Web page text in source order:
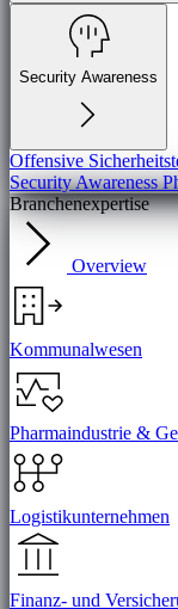
Security Awareness
Offensive
Security Awareness
Branchenexpertise
Overview
Kommunalwesen
Pharmaindustrie &
Logistikunternehmen
Finanz- und